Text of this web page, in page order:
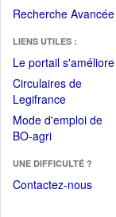
Recherche Avancée
LIENS UTILES :
Le portail s'améliore
Circulaires de
Legifrance(Ouvrir
dans
une
fenêtre)
Mode d'emploi de
BO-agri(Ouvrir
une
nouvelle
UNE DIFFICULTÉ ?
Contactez-nous